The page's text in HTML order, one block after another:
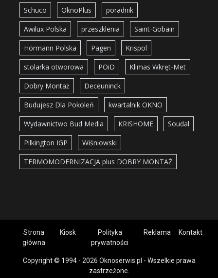
Schüco OknoPlus poradnik
Awilux Polska przeszklenia Saint-Gobain
Hörmann Polska Pagen Krispol
stolarka otworowa POiD Klimas Wkręt-Met
Dobry Montaż Deceuninck
Budujesz Dla Pokoleń kwartalnik OKNO
Wydawnictwo Bud Media KRISHOME Soudal
Pilkington IGP Wiśniowski
TERMOMODERNIZACJA plus DOBRY MONTAŻ
Strona
główna
Kiosk
Polityka
prywatności
Reklama Kontakt
Copyright © 1994 - 2026 Oknoserwis.pl - Wszelkie prawa
zastrzeżone.